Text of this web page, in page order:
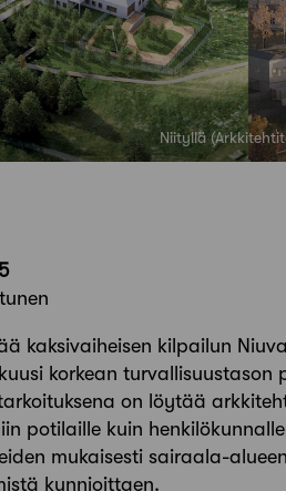
Niityllä
kaksivaiheisen kilpailun
korkean turvallisuustason
on löytää
potilaille kuin
mukaisesti sairaala-
kunnioittaen.